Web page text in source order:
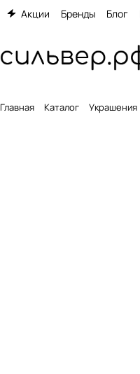
Акции Бренды Блог
Главная Каталог Украшения